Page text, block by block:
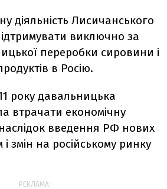
діяльність Лисичанського
виключно за
переробки сировини і
в Росію.
року давальницька
втрачати економічну
введення РФ нових
змін на російському ринку
РЕКЛАМА: